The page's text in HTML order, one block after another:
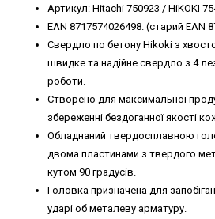
Артикул: Hitachi 750923 / HiKOKI
EAN 8717574026498. (старий EAN
Свердло по бетону Hikoki з
швидке та надійне свердло з 4
роботи.
Створено для максимальної
збереженні бездоганної якості
Обладнаний твердосплавною
двома пластинами з твердого
кутом 90 градусів.
Головка призначена для
ударі об металеву арматуру.